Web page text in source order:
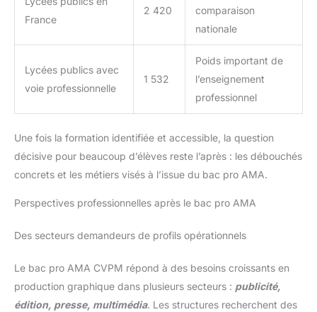
France
2 420
comparaison
nationale
Lycées publics avec
voie professionnelle
1 532
Poids important de
l’enseignement
professionnel
Une fois la formation identifiée et accessible, la question
décisive pour beaucoup d’élèves reste l’après : les débouchés
concrets et les métiers visés à l’issue du bac pro AMA.
Perspectives professionnelles après le bac pro AMA
Des secteurs demandeurs de profils opérationnels
Le bac pro AMA CVPM répond à des besoins croissants en
production graphique dans plusieurs secteurs : publicité,
édition, presse, multimédia. Les structures recherchent des